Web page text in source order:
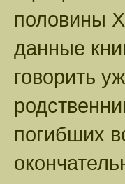
половины
данные
говорить
погибших